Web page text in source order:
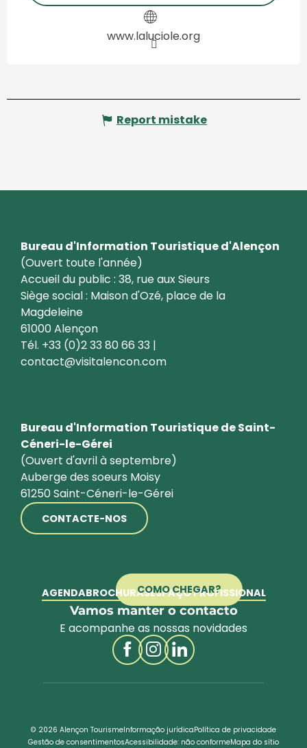
www.laluciole.org
Report mistake
Bureau d'Information Touristique d'Alençon
(Ouvert toute l'année)
Accueil du public : 38, rue aux Sieurs
Siège social : Maison d'Ozé, place de la
Magdeleine
61000 Alençon
Tél. +33 (0)2 33 80 66 33 |
contact@visitalencon.com
Bureau d'Information Touristique de Saint-
Céneri-le-Gérei
(Ouvert d'avril à septembre)
Auberge des soeurs Moisy
61250 Saint-Céneri-le-Gérei
CONTACTE-NOS
COMO CHEGAR?
AGENDABROCHURASESPAÇO PROFISSIONAL
Vamos manter o contacto
E acompanhe as nossas novidades
© 2026 Alençon TourismeInformação jurídicaPolítica de privacidade
Gestão de consentimentosAcessibilidade: não conformeMapa do sítio